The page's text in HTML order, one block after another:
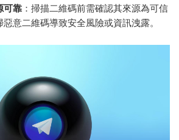
可靠 ：掃描二維碼前需確認其來源為可信
意二維碼導致安全風險或資訊洩露。